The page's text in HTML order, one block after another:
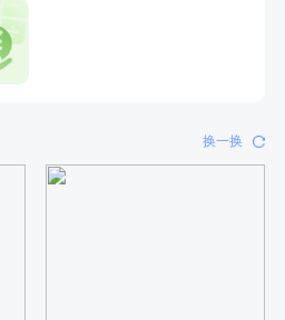
换一换